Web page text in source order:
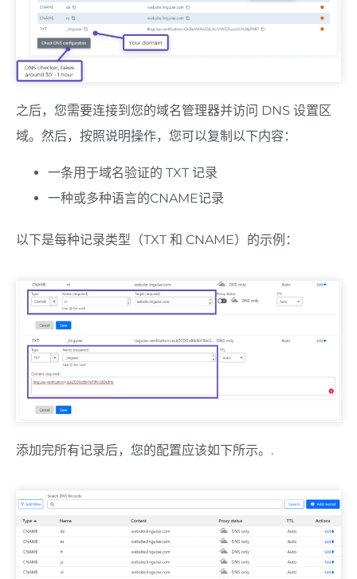
之后，您需要连接到您的域名管理器并访问 DNS 设置区
域。然后，按照说明操作，您可以复制以下内容：
一条用于域名验证的 TXT 记录
一种或多种语言的CNAME记录
以下是每种记录类型（TXT 和 CNAME）的示例：
添加完所有记录后，您的配置应该如下所示。.